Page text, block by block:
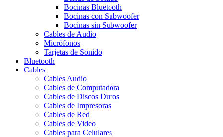
Bocinas Bluetooth
Bocinas con Subwoofer
Bocinas sin Subwoofer
Cables de Audio
Micrófonos
Tarjetas de Sonido
Bluetooth
Cables
Cables Audio
Cables de Computadora
Cables de Discos Duros
Cables de Impresoras
Cables de Red
Cables de Video
Cables para Celulares